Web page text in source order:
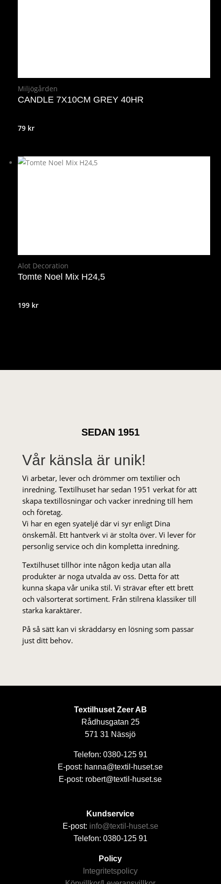
Miljögården
CANDLE 7X10CM GREY 40HR
79 kr
Alot Decoration
Tomte Noel Mix H24,5
199 kr
SEDAN 1951
Vår känsla är unik!
Vi arbetar, lever och drömmer om textilier och
inredning. Textilhuset har sedan 1951 verkat för att
skapa textillösningar och vacker inredning till hem
och företag.
Vi har en egen syateljé där vi syr enligt Dina
önskemål. Ett hantverk vi är stolta över. Vi lever för
personlig service och din kompletta inredning.
Textilhuset tillhör inte någon kedja utan alla
produkter är noga utvalda av oss. Detta för att
kunna skapa vår unika stil. Vi strä­var efter ett brett
och välsorterat sor­ti­ment. Från stil­rena klas­siker till
starka karaktärer.
På så sätt kan vi skräddarsy en lösning som passar
just ditt behov.
Textilhuset Zeer AB
Rådhusgatan 25
571 31 Nässjö
Telefon: 0380-125 91
E-post: hanna@textil-huset.se
E-post: robert@textil-huset.se
Kundservice
E-post: info@textil-huset.se
Telefon: 0380-125 91
Policy
Integritetspolicy